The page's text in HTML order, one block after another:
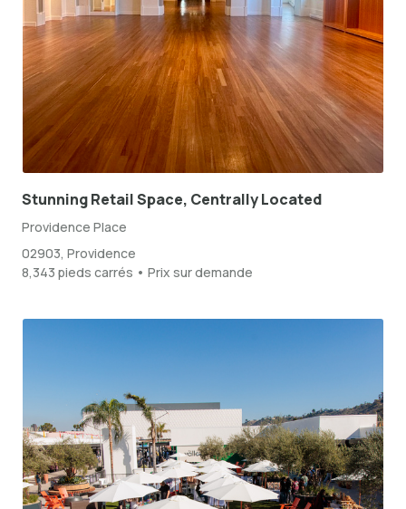
Stunning Retail Space, Centrally Located
Providence Place
02903, Providence
8,343 pieds carrés • Prix sur demande